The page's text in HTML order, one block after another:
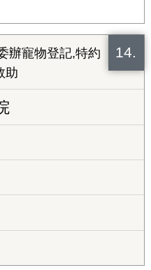
14.
辦寵物登記,特約
助